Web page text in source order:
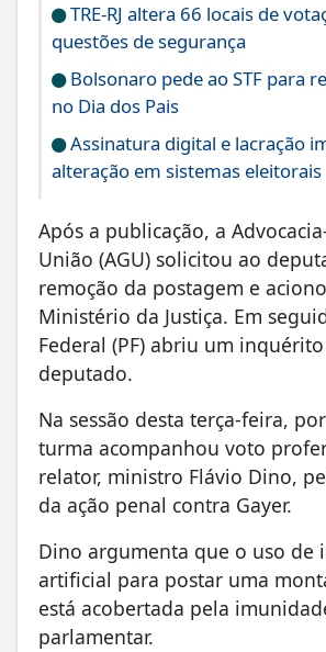
TRE-RJ altera 66 locais de
questões de segurança
Bolsonaro pede ao STF para
no Dia dos Pais
Assinatura digital e lacração
alteração em sistemas eleitorais
Após a publicação, a
União (AGU) solicitou ao
remoção da postagem e
Ministério da Justiça. Em
Federal (PF) abriu um
deputado.
Na sessão desta terça-feira,
turma acompanhou voto
relator, ministro Flávio Dino,
da ação penal contra Gayer.
Dino argumenta que o uso de
artificial para postar uma
está acobertada pela
parlamentar.